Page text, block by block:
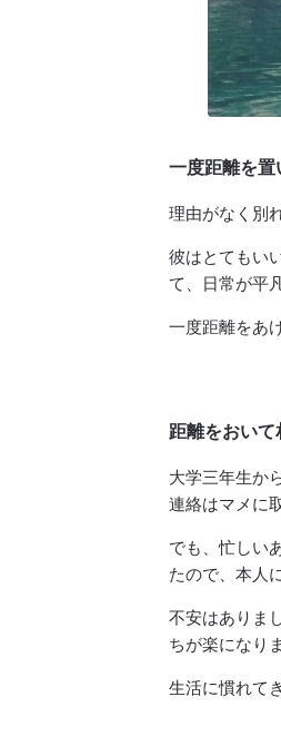
一度距離を
理由がなく別
彼はとてもい
て、日常が平
一度距離をあ
距離をおい
大学三年生か
連絡はマメに
でも、忙しい
たので、本人
不安はありま
ちが楽になり
生活に慣れて